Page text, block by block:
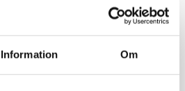
Information Om
(ink. moms) 199 kr
+ LÄGG I KUNDVAGN